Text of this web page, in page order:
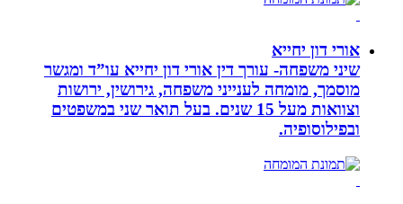
אורי דון יחייא
שיני משפחה- עורך דין אורי דון יחייא עו”ד ומגשר
מוסמך, מומחה לענייני משפחה, גירושין, ירושות
וצוואות מעל 15 שנים. בעל תואר שני במשפטים
ובפילוסופיה.